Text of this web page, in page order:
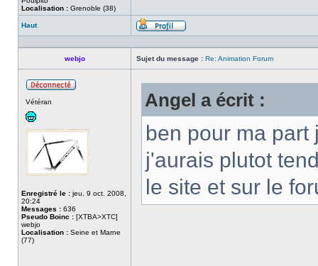
Localisation : Grenoble (38)
Haut
Profil
webjo Sujet du message : Re: Animation Forum
Vétéran
Enregistré le : jeu. 9 oct. 2008,
20:24
Messages : 636
Pseudo Boinc : [XTBA>XTC]
webjo
Localisation : Seine et Marne
(77)
Angel a écrit :
ben pour ma part
j'aurais plutot
le site et sur le